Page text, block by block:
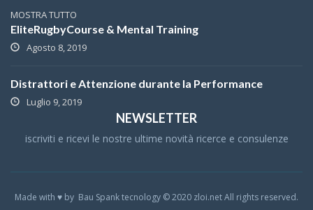
MOSTRA TUTTO
EliteRugbyCourse & Mental Training
Agosto 8, 2019
Distrattori e Attenzione durante la Performance
Luglio 9, 2019
NEWSLETTER
iscriviti e ricevi le nostre ultime novità ricerce e consulenze
Made with ♥ by Bau Spank tecnology © 2020 zloi.net All rights reserved.